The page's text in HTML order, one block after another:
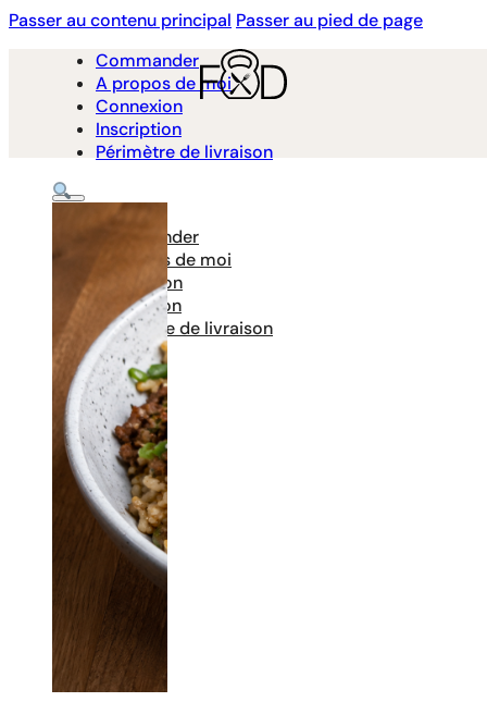
Passer au contenu principal Passer au pied de page
Commander
A propos de moi
Connexion
Inscription
Périmètre de livraison
Commander
A propos de moi
Connexion
Inscription
Périmètre de livraison